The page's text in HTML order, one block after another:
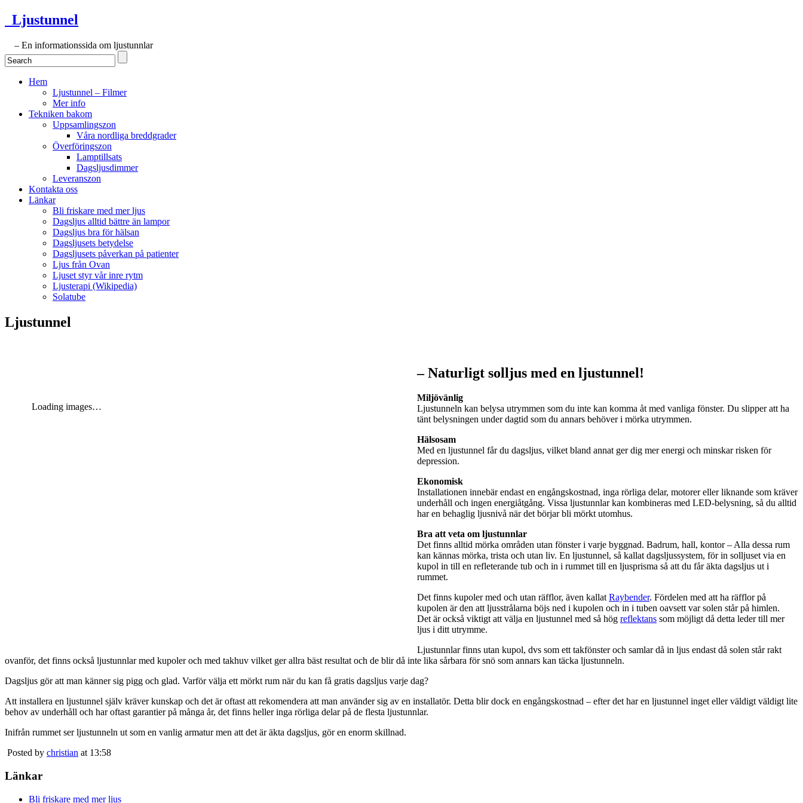
Ljustunnel
– En informationssida om ljustunnlar
Hem
Ljustunnel – Filmer
Mer info
Tekniken bakom
Uppsamlingszon
Våra nordliga breddgrader
Överföringszon
Lamptillsats
Dagsljusdimmer
Leveranszon
Kontakta oss
Länkar
Bli friskare med mer ljus
Dagsljus alltid bättre än lampor
Dagsljus bra för hälsan
Dagsljusets betydelse
Dagsljusets påverkan på patienter
Ljus från Ovan
Ljuset styr vår inre rytm
Ljusterapi (Wikipedia)
Solatube
Ljustunnel
Loading images…
– Naturligt solljus med en ljustunnel!
Miljövänlig
Ljustunneln kan belysa utrymmen som du inte kan komma åt med vanliga fönster. Du slipper att ha
tänt belysningen under dagtid som du annars behöver i mörka utrymmen.
Hälsosam
Med en ljustunnel får du dagsljus, vilket bland annat ger dig mer energi och minskar risken för
depression.
Ekonomisk
Installationen innebär endast en engångskostnad, inga rörliga delar, motorer eller liknande som kräver
underhåll och ingen energiåtgång. Vissa ljustunnlar kan kombineras med LED-belysning, så du alltid
har en behaglig ljusnivå när det börjar bli mörkt utomhus.
Bra att veta om ljustunnlar
Det finns alltid mörka områden utan fönster i varje byggnad. Badrum, hall, kontor – Alla dessa rum
kan kännas mörka, trista och utan liv. En ljustunnel, så kallat dagsljussystem, för in solljuset via en
kupol in till en refleterande tub och in i rummet till en ljusprisma så att du får äkta dagsljus ut i
rummet.
Det finns kupoler med och utan räfflor, även kallatRaybender. Fördelen med att ha räfflor på
kupolen är den att ljusstrålarna böjs ned i kupolen och in i tuben oavsett var solen står på himlen.
Det är också viktigt att välja en ljustunnel med så hög reflektans som möjligt då detta leder till mer
ljus i ditt utrymme.
Ljustunnlar finns utan kupol, dvs som ett takfönster och samlar då in ljus endast då solen står rakt
ovanför, det finns också ljustunnlar med kupoler och med takhuv vilket ger allra bäst resultat och de blir då inte lika sårbara för snö som annars kan täcka ljustunneln.
Dagsljus gör att man känner sig pigg och glad. Varför välja ett mörkt rum när du kan få gratis dagsljus varje dag?
Att installera en ljustunnel själv kräver kunskap och det är oftast att rekomendera att man använder sig av en installatör. Detta blir dock en engångskostnad – efter det har en ljustunnel inget eller väldigt väldigt lite
behov av underhåll och har oftast garantier på många år, det finns heller inga rörliga delar på de flesta ljustunnlar.
Inifrån rummet ser ljustunneln ut som en vanlig armatur men att det är äkta dagsljus, gör en enorm skillnad.
Posted by christian at 13:58
Länkar
Bli friskare med mer ljus